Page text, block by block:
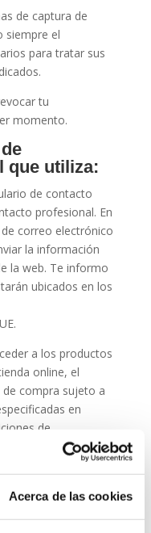
Acerca de las cookies
de captura de
siempre el
para tratar sus
tu
momento.
que utiliza:
de contacto
profesional. En
correo electrónico
la información
la web. Te informo
ubicados en los
a los productos
online, el
compra sujeto a
en
de
datos de contacto
en los